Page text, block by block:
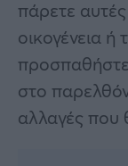
πάρετε
οικογένεια
στο παρελθόν
αλλαγές που